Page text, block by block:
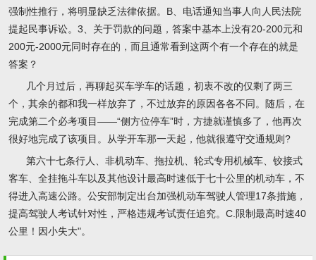
强制性推行，将明显缺乏法律依据。B、电话通知当事人向人民法院
提起民事诉讼。3、关于罚款的问题，答案中基本上没有20-200元和
200元-2000元同时存在的，而且通常看到这两个有一个存在的就是
答案？
几个月过后，再聊起买车学车的话题，初衷不改的仅剩了两三
个，其余的都和我一样放弃了，不过放弃的原因各各不同。随后，在
完成第二个必考项目——“侧方位停车”时，方捷就谨慎多了，他再次
很好地完成了该项目。从学开车那一天起，他就很遵守交通规则?
第六十七条行人、非机动车、拖拉机、轮式专用机械车、铰接式
客车、全挂拖斗车以及其他设计最高时速低于七十公里的机动车，不
得进入高速公路。公安部制定出台加强机动车驾驶人管理17条措施，
提高驾驶人考试针对性，严格违规考试责任追究。C.限制最高时速40
公里！因小失大"。